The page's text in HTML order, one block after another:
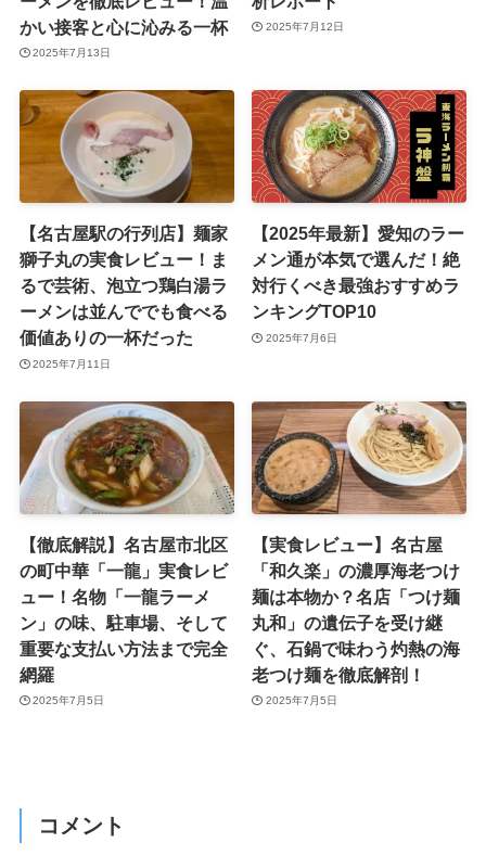
かい接客と心に沁みる一杯
2025年7月13日
2025年7月12日
【名古屋駅の行列店】麺家
獅子丸の実食レビュー！ま
るで芸術、泡立つ鶏白湯ラ
ーメンは並んででも食べる
価値ありの一杯だった
2025年7月11日
【2025年最新】愛知のラー
メン通が本気で選んだ！絶
対行くべき最強おすすめラ
ンキングTOP10
2025年7月6日
【徹底解説】名古屋市北区
の町中華「一龍」実食レビ
ュー！名物「一龍ラーメ
ン」の味、駐車場、そして
重要な支払い方法まで完全
網羅
2025年7月5日
【実食レビュー】名古屋
「和久楽」の濃厚海老つけ
麺は本物か？名店「つけ麺
丸和」の遺伝子を受け継
ぐ、石鍋で味わう灼熱の海
老つけ麺を徹底解剖！
2025年7月5日
コメント